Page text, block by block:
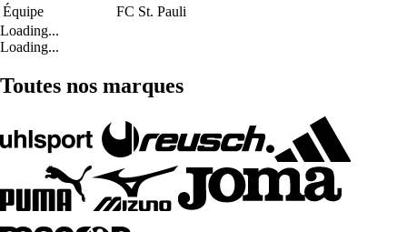
Équipe
FC St. Pauli
Loading...
Loading...
Toutes nos marques